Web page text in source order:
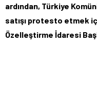
ardından, Türkiye
satışı protesto etmek
Özelleştirme İdaresi